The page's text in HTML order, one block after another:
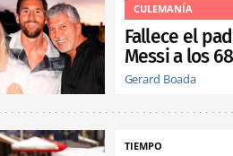
CULEMANÍA
Fallece el
Messi a los
Gerard Boada
TIEMPO